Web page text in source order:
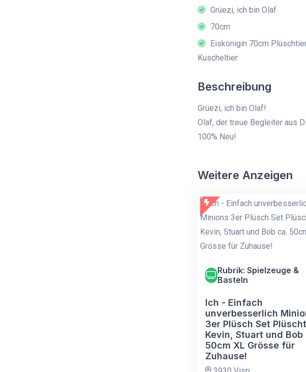
Grüezi, ich bin Olaf
70cm
Eiskönigin 70cm
Kuscheltier
Beschreibung
Grüezi, ich bin Olaf!
Olaf, der treue Begleiter aus
100% Neu!
Weitere Anzeigen
Rubrik: Spielzeuge &
Basteln
Ich - Einfach
unverbesserlich
3er Plüsch Set
Kevin, Stuart und Bob
50cm XL Grösse für
Zuhause!